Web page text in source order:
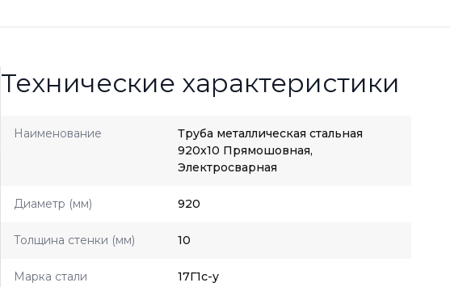
Технические характеристики
Наименование
Труба металлическая стальная
920x10 Прямошовная,
Электросварная
Диаметр (мм) 920
Толщина стенки (мм) 10
Марка стали 17Г1с-у